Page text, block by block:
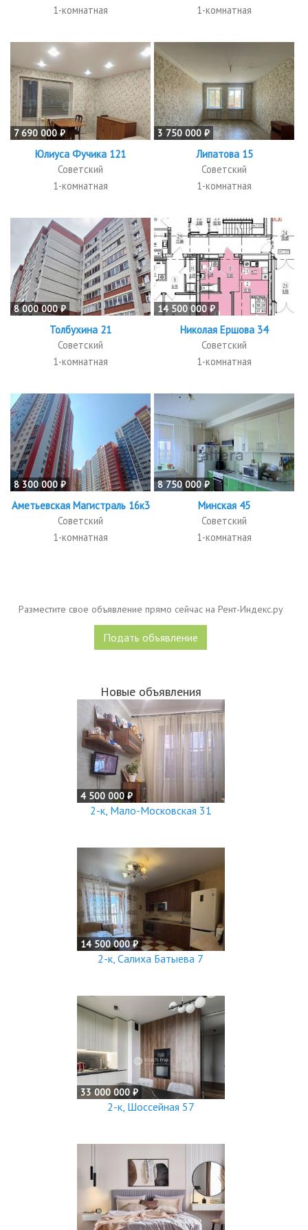
1-комнатная
1-комнатная
7 690 000 ₽
Юлиуса Фучика 121
Советский
1-комнатная
3 750 000 ₽
Липатова 15
Советский
1-комнатная
8 000 000 ₽
Толбухина 21
Советский
1-комнатная
14 500 000 ₽
Николая Ершова 34
Советский
1-комнатная
8 300 000 ₽
Аметьевская Магистраль 16к3
Советский
1-комнатная
8 750 000 ₽
Минская 45
Советский
1-комнатная
Разместите свое объявление прямо сейчас на Рент-Индекс.ру
Подать объявление
Новые объявления
4 500 000 ₽
2-к, Мало-Московская 31
14 500 000 ₽
2-к, Салиха Батыева 7
33 000 000 ₽
2-к, Шоссейная 57